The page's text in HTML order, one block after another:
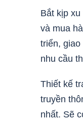
Bắt kịp
và mua
triển,
nhu cầu
Thiết kế
truyền
nhất. Sẽ